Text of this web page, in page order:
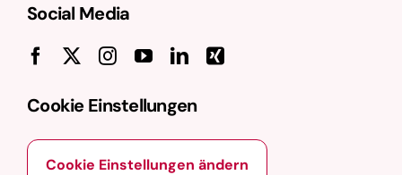
Social Media
Cookie Einstellungen
Cookie Einstellungen ändern